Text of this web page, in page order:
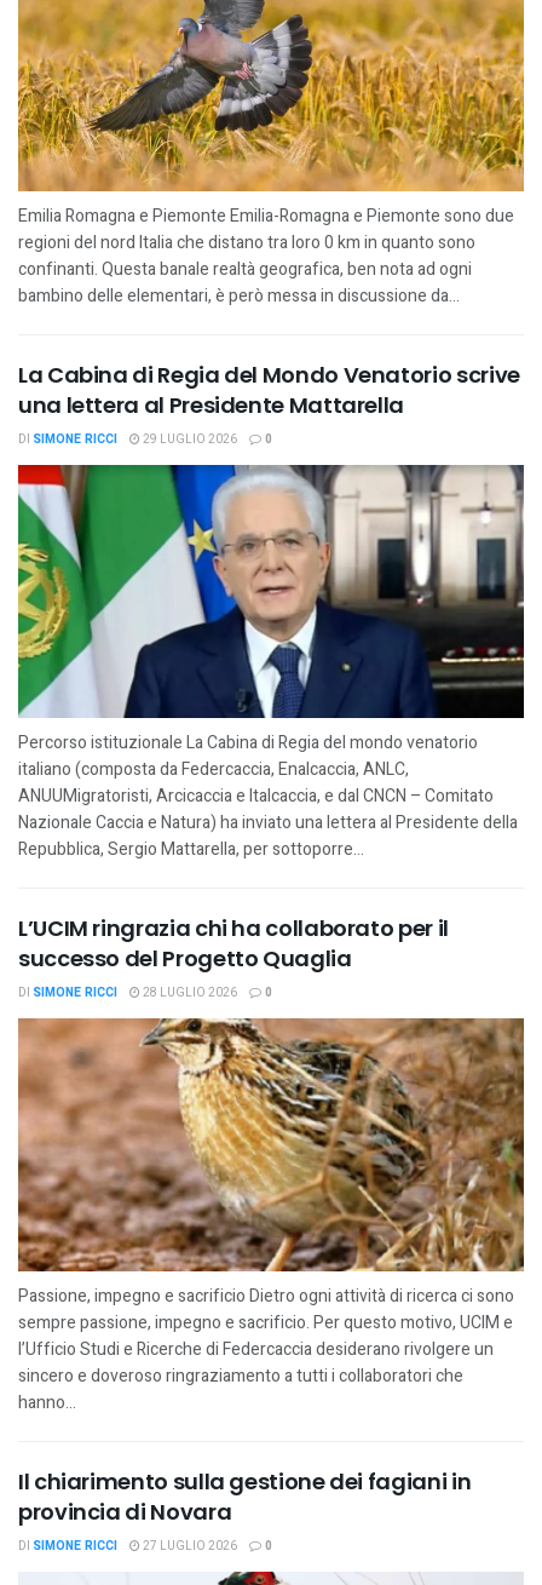
Emilia Romagna e Piemonte Emilia-Romagna e Piemonte sono due
regioni del nord Italia che distano tra loro 0 km in quanto sono
confinanti. Questa banale realtà geografica, ben nota ad ogni
bambino delle elementari, è però messa in discussione da...
La Cabina di Regia del Mondo Venatorio scrive
una lettera al Presidente Mattarella
DI SIMONE RICCI 29 LUGLIO 2026 0
Percorso istituzionale La Cabina di Regia del mondo venatorio
italiano (composta da Federcaccia, Enalcaccia, ANLC,
ANUUMigratoristi, Arcicaccia e Italcaccia, e dal CNCN – Comitato
Nazionale Caccia e Natura) ha inviato una lettera al Presidente della
Repubblica, Sergio Mattarella, per sottoporre...
L’UCIM ringrazia chi ha collaborato per il
successo del Progetto Quaglia
DI SIMONE RICCI 28 LUGLIO 2026 0
Passione, impegno e sacrificio Dietro ogni attività di ricerca ci sono
sempre passione, impegno e sacrificio. Per questo motivo, UCIM e
l’Ufficio Studi e Ricerche di Federcaccia desiderano rivolgere un
sincero e doveroso ringraziamento a tutti i collaboratori che
hanno...
Il chiarimento sulla gestione dei fagiani in
provincia di Novara
DI SIMONE RICCI 27 LUGLIO 2026 0